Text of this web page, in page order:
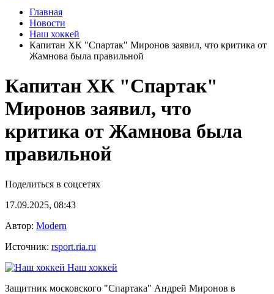
Главная
Новости
Наш хоккей
Капитан ХК "Спартак" Миронов заявил, что критика от
Жамнова была правильной
Капитан ХК "Спартак"
Миронов заявил, что
критика от Жамнова была
правильной
Поделиться в соцсетях
17.09.2025, 08:43
Автор: Modern
Источник: rsport.ria.ru
Наш хоккей
Защитник московского "Спартака" Андрей Миронов в